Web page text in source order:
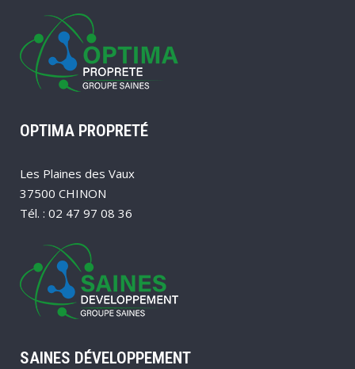
OPTIMA PROPRETÉ
Les Plaines des Vaux
37500 CHINON
Tél. : 02 47 97 08 36
SAINES DÉVELOPPEMENT